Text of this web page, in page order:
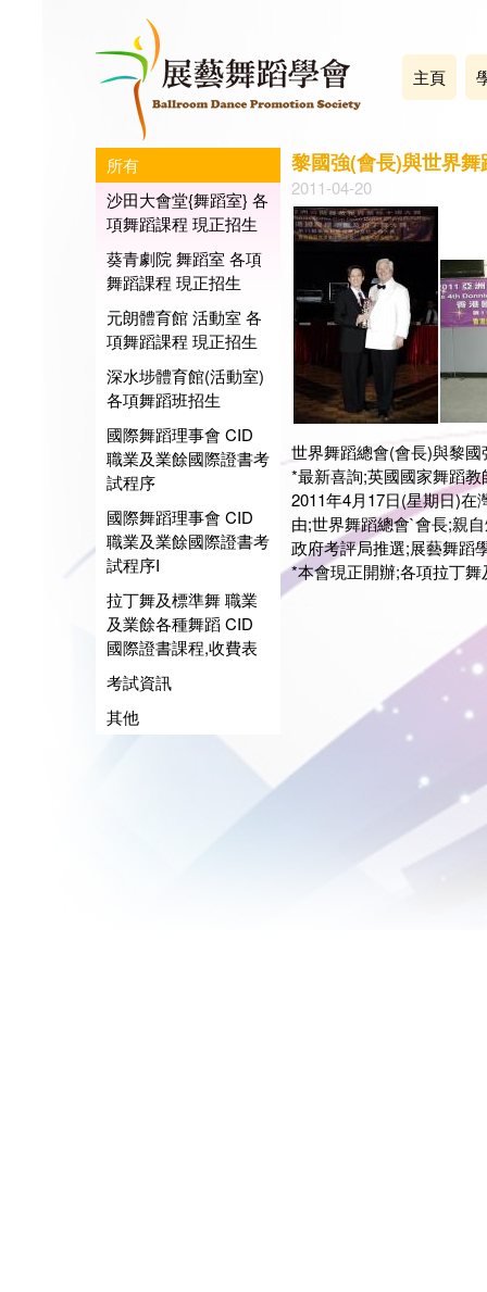
主頁
所有
沙田大會堂{舞蹈室} 各
項舞蹈課程 現正招生
葵青劇院 舞蹈室 各項
舞蹈課程 現正招生
元朗體育館 活動室 各
項舞蹈課程 現正招生
深水埗體育館(活動室)
各項舞蹈班招生
國際舞蹈理事會 CID
職業及業餘國際證書考
試程序
國際舞蹈理事會 CID
職業及業餘國際證書考
試程序I
拉丁舞及標準舞 職業
及業餘各種舞蹈 CID
國際證書課程,收費表
考試資訊
其他
黎國強(會長)與世界
2011-04-20
世界舞蹈總會(會長)與黎
*最新喜詢;英國國家舞蹈
2011年4月17日(星期日)在
由;世界舞蹈總會`會長;親
政府考評局推選;展藝舞蹈
*本會現正開辦;各項拉丁